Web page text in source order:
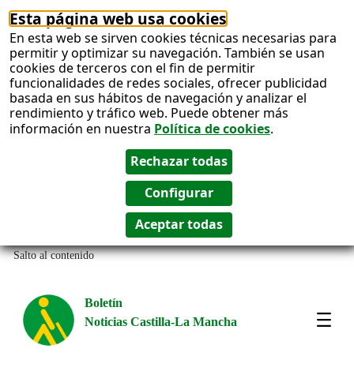
Esta página web usa cookies
En esta web se sirven cookies técnicas necesarias para
permitir y optimizar su navegación. También se usan
cookies de terceros con el fin de permitir
funcionalidades de redes sociales, ofrecer publicidad
basada en sus hábitos de navegación y analizar el
rendimiento y tráfico web. Puede obtener más
información en nuestra Política de cookies.
Salto al contenido
Boletín
Noticias Castilla-La Mancha